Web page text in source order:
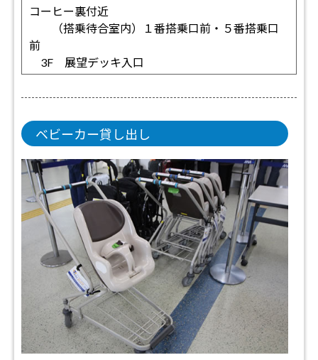
コーヒー裏付近
（搭乗待合室内）１番搭乗口前・５番搭乗口
前
3F 展望デッキ入口
ベビーカー貸し出し